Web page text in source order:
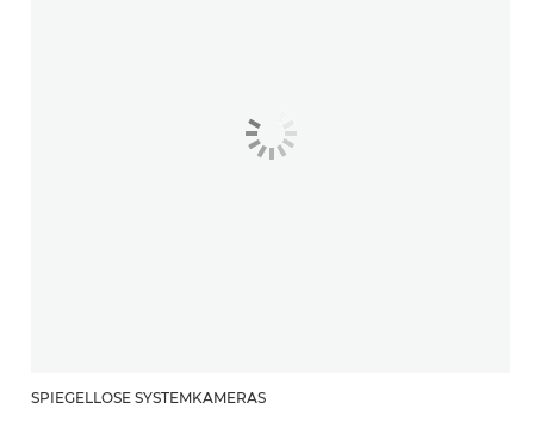
SPIEGELLOSE SYSTEMKAMERAS